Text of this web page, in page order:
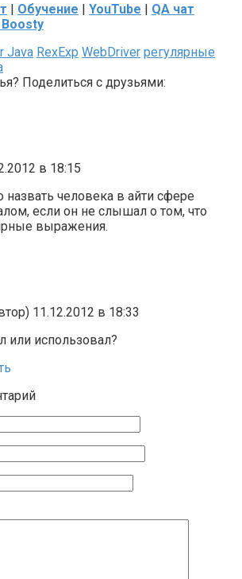
| Обучение | YouTube | QA чат
Java RexExp WebDriver регулярные
Поделиться с друзьями:
в 18:15
человека в айти сфере
если он не слышал о том, что
выражения.
11.12.2012 в 18:33
или использовал?